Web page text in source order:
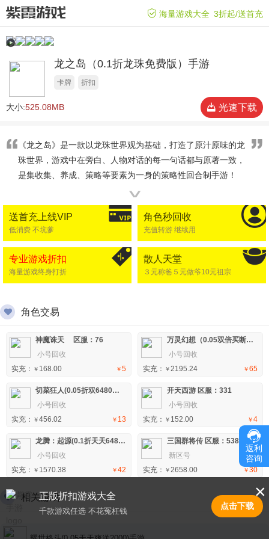
海量游戏大全 3折起/送首充
龙之岛（0.1折龙珠免费版）手游
卡牌 折扣
大小:525.08MB 光速下载
《龙之岛》是一款以龙珠世界观为基础，打造了原汁原味的龙
珠世界，游戏中在旁白、人物对话的每一句话都与原著一致，
是集收集、养成、策略等要素为一身的策略性回合制手游！
∨
送首充上线VIP
低消费 不坑爹
角色秒回收
充值转游 继续用
专业游戏折扣
海量游戏终身打折
散人天堂
３元称爸５元做爷10元祖宗
角色交易
神魔诛天 区服：76
小号回收
￥5
实充： ￥ 168.00
万灵幻想（0.05双倍买断商城爽玩版）H5 区服：3
小号回收
￥65
实充： ￥2195.24
切菜狂人(0.05折双6480代金劵)H5 区服：1
小号回收
￥ 13
实充： ￥456.02
开天西游 区服：331
小号回收
￥4
实充： ￥ 152.00
龙腾：起源(0.1折天天648)手游 区服：13
小号回收
￥42
实充： ￥ 1570.38
三国群将传 区服：538
新区号
￥30
实充： ￥2658.00
相关游戏 ×
正版折扣游戏大全
千款游戏任选 不花冤枉钱
点击下载
返利
咨询